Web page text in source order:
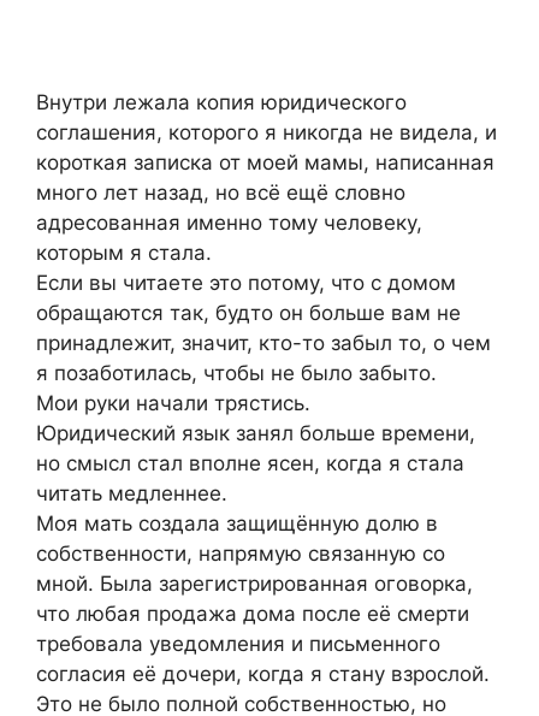
Внутри лежала копия юридического
соглашения, которого я никогда не видела, и
короткая записка от моей мамы, написанная
много лет назад, но всё ещё словно
адресованная именно тому человеку,
которым я стала.
Если вы читаете это потому, что с домом
обращаются так, будто он больше вам не
принадлежит, значит, кто-то забыл то, о чем
я позаботилась, чтобы не было забыто.
Мои руки начали трястись.
Юридический язык занял больше времени,
но смысл стал вполне ясен, когда я стала
читать медленнее.
Моя мать создала защищённую долю в
собственности, напрямую связанную со
мной. Была зарегистрированная оговорка,
что любая продажа дома после её смерти
требовала уведомления и письменного
согласия её дочери, когда я стану взрослой.
Это не было полной собственностью, но